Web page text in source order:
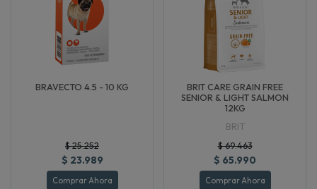
BRAVECTO 4.5 - 10 KG
$ 25.252
$ 23.989
Comprar Ahora
BRIT CARE GRAIN FREE
SENIOR & LIGHT SALMON
12KG
BRIT
$ 69.463
$ 65.990
Comprar Ahora